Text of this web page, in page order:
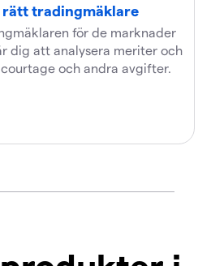
rätt tradingmäklare
för de marknader
dig att analysera meriter och
och andra avgifter.